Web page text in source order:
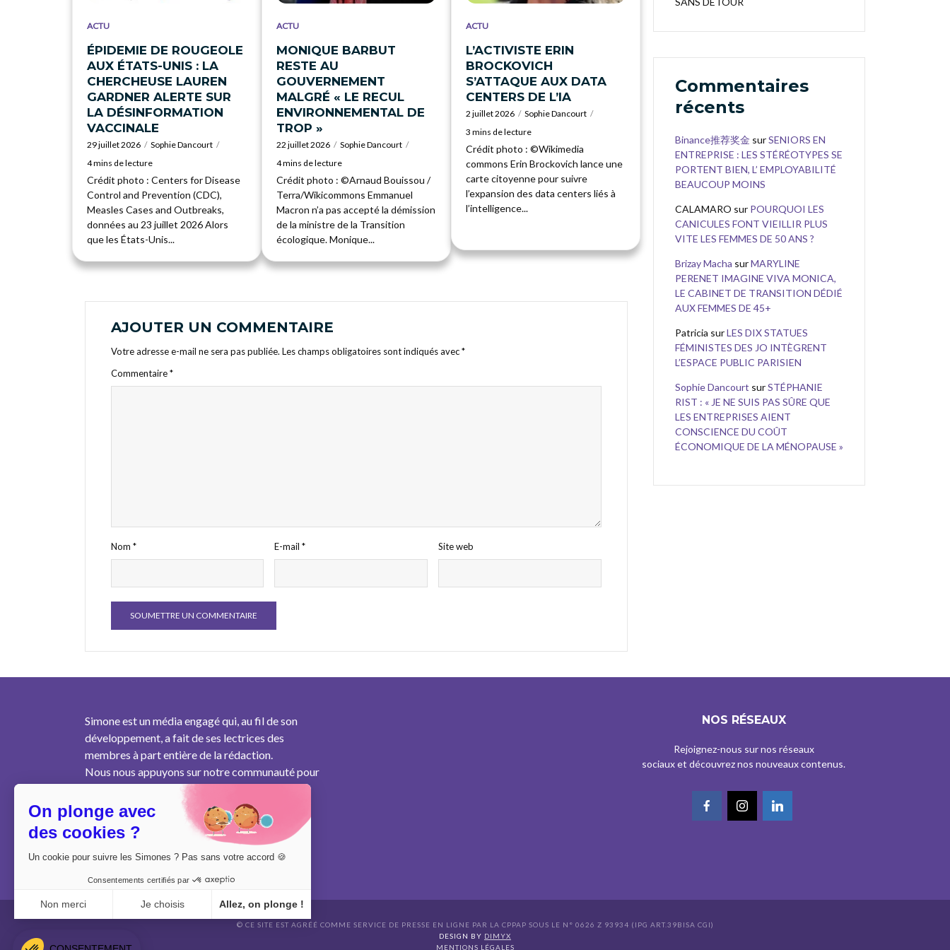
ACTU
ÉPIDEMIE DE ROUGEOLE
AUX ÉTATS-UNIS : LA
CHERCHEUSE LAUREN
GARDNER ALERTE SUR
LA DÉSINFORMATION
VACCINALE
29 juillet 2026
Sophie Dancourt
4 mins de lecture
Crédit photo : Centers for Disease
Control and Prevention (CDC),
Measles Cases and Outbreaks,
données au 23 juillet 2026 Alors
que les États-Unis...
ACTU
MONIQUE BARBUT
RESTE AU
GOUVERNEMENT
MALGRÉ « LE RECUL
ENVIRONNEMENTAL DE
TROP »
22 juillet 2026
Sophie Dancourt
4 mins de lecture
Crédit photo : ©Arnaud Bouissou /
Terra/Wikicommons Emmanuel
Macron n’a pas accepté la démission
de la ministre de la Transition
écologique. Monique...
ACTU
L’ACTIVISTE ERIN
BROCKOVICH
S’ATTAQUE AUX DATA
CENTERS DE L’IA
2 juillet 2026
Sophie Dancourt
3 mins de lecture
Crédit photo : ©Wikimedia
commons Erin Brockovich lance une
carte citoyenne pour suivre
l’expansion des data centers liés à
l’intelligence...
AJOUTER UN COMMENTAIRE
Votre adresse e-mail ne sera pas publiée. Les champs obligatoires sont indiqués avec*
Commentaire*
Nom * E-mail* Site web
Commentaires
récents
Binance推荐奖金 surSENIORS EN
ENTREPRISE : LES STÉRÉOTYPES SE
PORTENT BIEN, L’ EMPLOYABILITÉ
BEAUCOUP MOINS
CALAMARO sur POURQUOI LES
CANICULES FONT VIEILLIR PLUS
VITE LES FEMMES DE 50 ANS ?
Brizay Macha surMARYLINE
PERENET IMAGINE VIVA MONICA,
LE CABINET DE TRANSITION DÉDIÉ
AUX FEMMES DE 45+
Patricia surLES DIX STATUES
FÉMINISTES DES JO INTÈGRENT
L’ESPACE PUBLIC PARISIEN
Sophie Dancourt surSTÉPHANIE
RIST : « JE NE SUIS PAS SÛRE QUE
LES ENTREPRISES AIENT
CONSCIENCE DU COÛT
ÉCONOMIQUE DE LA MÉNOPAUSE »
Simone est un média engagé qui, au fil de son
développement, a fait de ses lectrices des
membres à part entière de la rédaction.
Nous nous appuyons sur notre communauté pour
produire un contenu pertinent au plus près des
besoins des femmes de notre génération.
NOS RÉSEAUX
Rejoignez-nous sur nos réseaux
sociaux et découvrez nos nouveaux contenus.
© CE SITE EST AGRÉÉ COMME SERVICE DE PRESSE EN LIGNE PAR LA CPPAP SOUS LE N° 0626 Z 93934 (IPG ART.39BISA CGI)
DESIGN BY DIMYX
MENTIONS LÉGALES
On plonge avec
des cookies ?
Un cookie pour suivre les Simones ? Pas sans votre accord 🍪
Consentements certifiés par
Non merci Je choisis Allez, on plonge !
Plateforme de Gestion du Consentement : Personnalisez vos Options